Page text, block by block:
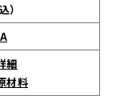
）
細
材料